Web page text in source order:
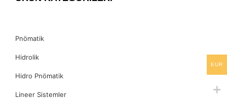
Pnömatik
Hidrolik
Hidro Pnömatik
Lineer Sistemler
EUR